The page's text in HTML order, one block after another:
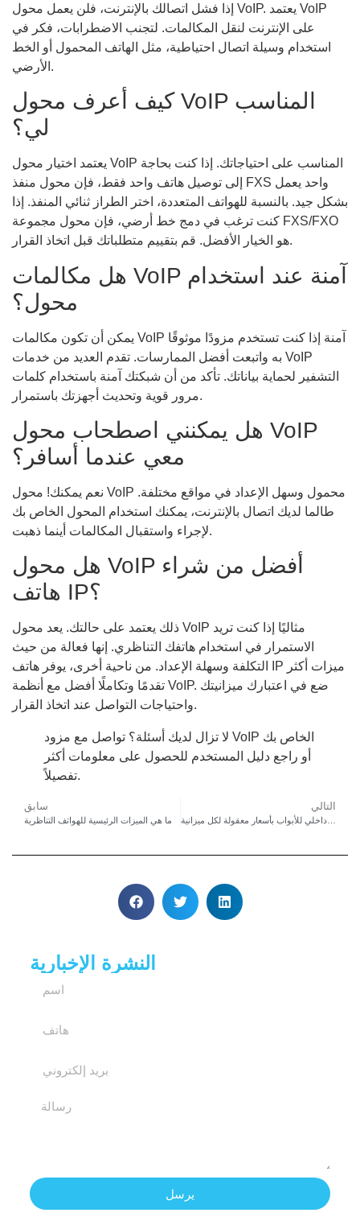
إذا فشل اتصالك بالإنترنت، فلن يعمل محول VoIP. يعتمد VoIP
على الإنترنت لنقل المكالمات. لتجنب الاضطرابات، فكر في
استخدام وسيلة اتصال احتياطية، مثل الهاتف المحمول أو الخط
الأرضي.
كيف أعرف محول VoIP المناسب
يعتمد اختيار محول VoIP المناسب على احتياجاتك. إذا كنت بحاجة
إلى توصيل هاتف واحد فقط، فإن محول منفذ FXS واحد يعمل
بشكل جيد. بالنسبة للهواتف المتعددة، اختر الطراز ثنائي المنفذ. إذا
كنت ترغب في دمج خط أرضي، فإن محول مجموعة FXS/FXO
هو الخيار الأفضل. قم بتقييم متطلباتك قبل اتخاذ القرار.
هل مكالمات VoIP آمنة عند استخدام
يمكن أن تكون مكالمات VoIP آمنة إذا كنت تستخدم مزودًا موثوقًا
به واتبعت أفضل الممارسات. تقدم العديد من خدمات VoIP
التشفير لحماية بياناتك. تأكد من أن شبكتك آمنة باستخدام كلمات
مرور قوية وتحديث أجهزتك باستمرار.
هل يمكنني اصطحاب محول VoIP
نعم يمكنك! محول VoIP محمول وسهل الإعداد في مواقع مختلفة.
طالما لديك اتصال بالإنترنت، يمكنك استخدام المحول الخاص بك
لإجراء واستقبال المكالمات أينما ذهبت.
هل محول VoIP أفضل من شراء
ذلك يعتمد على حالتك. يعد محول VoIP مثاليًا إذا كنت تريد
الاستمرار في استخدام هاتفك التناظري. إنها فعالة من حيث
التكلفة وسهلة الإعداد. من ناحية أخرى، يوفر هاتف IP ميزات أكثر
تقدمًا وتكاملًا أفضل مع أنظمة VoIP. ضع في اعتبارك ميزانيتك
واحتياجات التواصل عند اتخاذ القرار.
لا تزال لديك أسئلة؟ تواصل مع مزود VoIP الخاص بك
أو راجع دليل المستخدم للحصول على معلومات أكثر
تفصيلاً.
سابق
ما هي الميزات الرئيسية للهواتف التناظرية
التالي
أفضل 10 أنظمة اتصال داخلي للأبواب بأسعار معقولة لكل ميزانية
النشرة الإخبارية
يرسل